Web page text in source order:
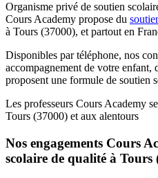
Organisme privé de soutien
Cours Academy propose du
à Tours (37000), et partout en
Disponibles par téléphone, nos
accompagnement de votre enfant,
proposent une formule de soutien
Les professeurs Cours Academy
Tours (37000) et aux alentours
Nos engagements Cours
scolaire de qualité à Tours